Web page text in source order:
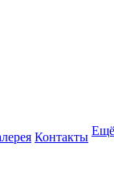
Контакты Ещё